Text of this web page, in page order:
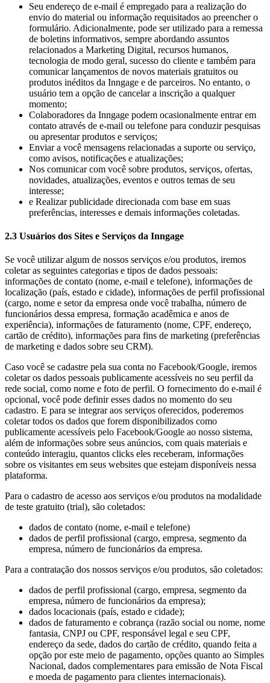
Seu endereço de e-mail é empregado para a realização do
envio do material ou informação requisitados ao preencher o
formulário. Adicionalmente, pode ser utilizado para a remessa
de boletins informativos, sempre abordando assuntos
relacionados a Marketing Digital, recursos humanos,
tecnologia de modo geral, sucesso do cliente e também para
comunicar lançamentos de novos materiais gratuitos ou
produtos inéditos da Inngage e de parceiros. No entanto, o
usuário tem a opção de cancelar a inscrição a qualquer
momento;
Colaboradores da Inngage podem ocasionalmente entrar em
contato através de e-mail ou telefone para conduzir pesquisas
ou apresentar produtos e serviços;
Enviar a você mensagens relacionadas a suporte ou serviço,
como avisos, notificações e atualizações;
Nos comunicar com você sobre produtos, serviços, ofertas,
novidades, atualizações, eventos e outros temas de seu
interesse;
e Realizar publicidade direcionada com base em suas
preferências, interesses e demais informações coletadas.
2.3 Usuários dos Sites e Serviços da Inngage
Se você utilizar algum de nossos serviços e/ou produtos, iremos
coletar as seguintes categorias e tipos de dados pessoais:
informações de contato (nome, e-mail e telefone), informações de
localização (país, estado e cidade), informações de perfil profissional
(cargo, nome e setor da empresa onde você trabalha, número de
funcionários dessa empresa, formação acadêmica e anos de
experiência), informações de faturamento (nome, CPF, endereço,
cartão de crédito), informações para fins de marketing (preferências
de marketing e dados sobre seu CRM).
Caso você se cadastre pela sua conta no Facebook/Google, iremos
coletar os dados pessoais publicamente acessíveis no seu perfil da
rede social, como nome e foto de perfil. O fornecimento do e-mail é
opcional, você pode definir esses dados no momento do seu
cadastro. E para se integrar aos serviços oferecidos, poderemos
coletar todos os dados que forem disponibilizados como
publicamente acessíveis pelo Facebook/Google ao nosso sistema,
além de informações sobre seus anúncios, com quais materiais e
conteúdo interagiu, quantos clicks eles receberam, informações
sobre os visitantes em seus websites que estejam disponíveis nessa
plataforma.
Para o cadastro de acesso aos serviços e/ou produtos na modalidade
de teste gratuito (trial), são coletados:
dados de contato (nome, e-mail e telefone)
dados de perfil profissional (cargo, empresa, segmento da
empresa, número de funcionários da empresa.
Para a contratação dos nossos serviços e/ou produtos, são coletados:
dados de perfil profissional (cargo, empresa, segmento da
empresa, número de funcionários da empresa);
dados locacionais (país, estado e cidade);
dados de faturamento e cobrança (razão social ou nome, nome
fantasia, CNPJ ou CPF, responsável legal e seu CPF,
endereço da sede, dados do cartão de crédito, quando feita a
opção por este meio de pagamento, opções quanto ao Simples
Nacional, dados complementares para emissão de Nota Fiscal
e moeda de pagamento para clientes internacionais).